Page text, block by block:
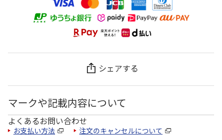
シェアする
マークや記載内容について
よくあるお問い合わせ
お支払い方法 注文のキャンセルについて